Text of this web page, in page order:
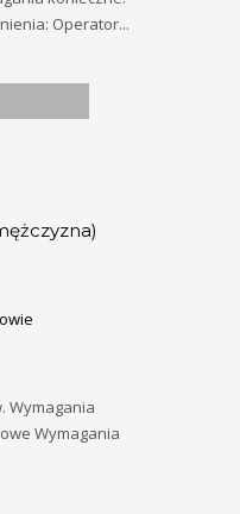
Operator...
Wymagania
Wymagania